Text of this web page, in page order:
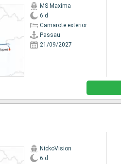
MS Maxima
6 d
Camarote exterior
Passau
21/09/2027
NickoVision
6 d